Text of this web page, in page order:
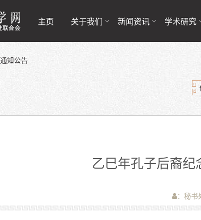
主页 关于我们 新闻资讯 学术研究
通知公告
乙巳年孔子后裔
：秘书